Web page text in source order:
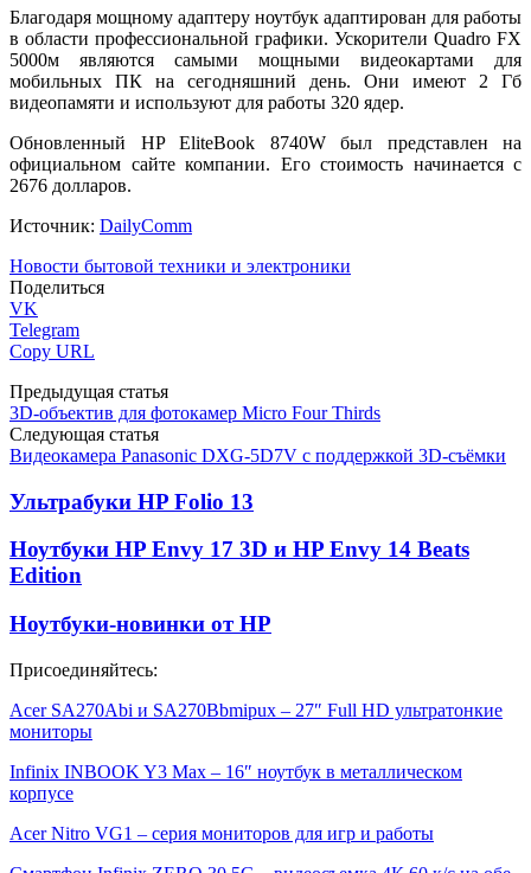
Благодаря мощному адаптеру ноутбук адаптирован для работы
в области профессиональной графики. Ускорители Quadro FX
5000м являются самыми мощными видеокартами для
мобильных ПК на сегодняшний день. Они имеют 2 Гб
видеопамяти и используют для работы 320 ядер.
Обновленный HP EliteBook 8740W был представлен на
официальном сайте компании. Его стоимость начинается с
2676 долларов.
Источник: DailyComm
Новости бытовой техники и электроники
Поделиться
VK
Telegram
Copy URL
Предыдущая статья
3D-объектив для фотокамер Micro Four Thirds
Следующая статья
Видеокамера Panasonic DXG-5D7V с поддержкой 3D-съёмки
Ультрабуки HP Folio 13
Ноутбуки HP Envy 17 3D и HP Envy 14 Beats
Edition
Ноутбуки-новинки от HP
Присоединяйтесь:
Acer SA270Abi и SA270Bbmipux – 27″ Full HD ультратонкие
мониторы
Infinix INBOOK Y3 Max – 16″ ноутбук в металлическом
корпусе
Acer Nitro VG1 – серия мониторов для игр и работы